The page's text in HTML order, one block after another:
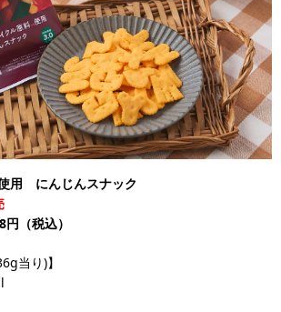
用 にんじんスナック
（税込）
当り)】